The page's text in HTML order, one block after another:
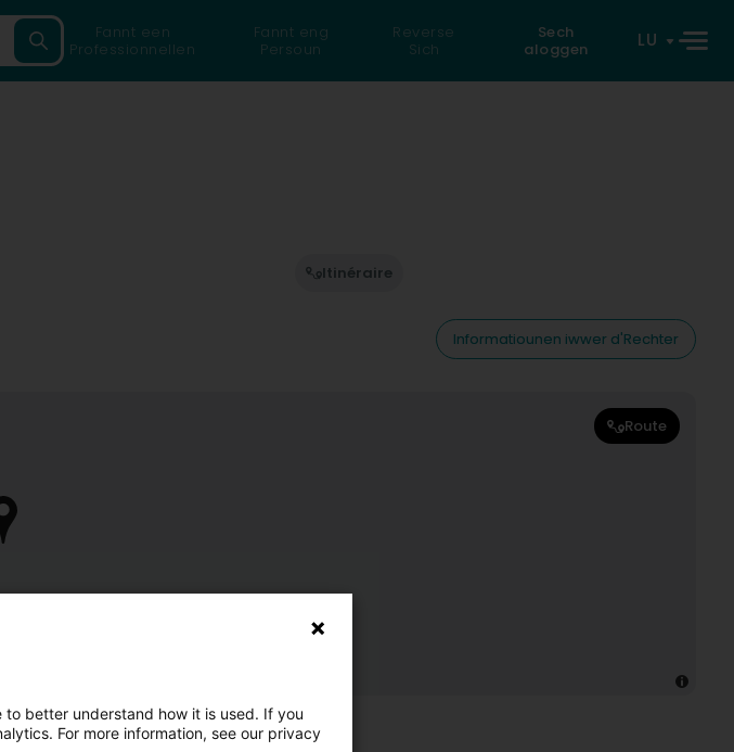
Fannt een
Professionnellen
Fannt eng
Persoun
Reverse
Sich
Sech
aloggen
LU
Itinéraire
Informatiounen iwwer d'Rechter
Route
better understand how it is used. If you
For more information, see our privacy